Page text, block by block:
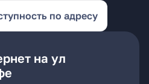
по адресу
на ул